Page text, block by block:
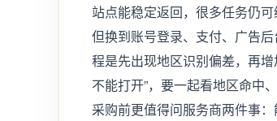
站点能稳定返回，很多任务仍可
但换到账号登录、支付、广告
程是先出现地区识别偏差，再
不能打开”，要一起看地区命中
采购前更值得问服务商两件事